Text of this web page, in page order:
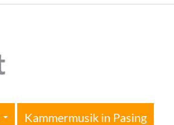
Kammermusik in Pasing